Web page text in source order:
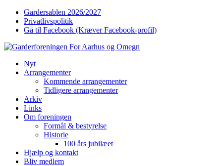
Gardersablen 2026/2027
Privatlivspolitik
Gå til Facebook (Kræver Facebook-profil)
Nyt
Arrangementer
Kommende arrangementer
Tidligere arrangementer
Arkiv
Links
Om foreningen
Formål & bestyrelse
Historie
100 års jubilæet
Hjælp og kontakt
Bliv medlem